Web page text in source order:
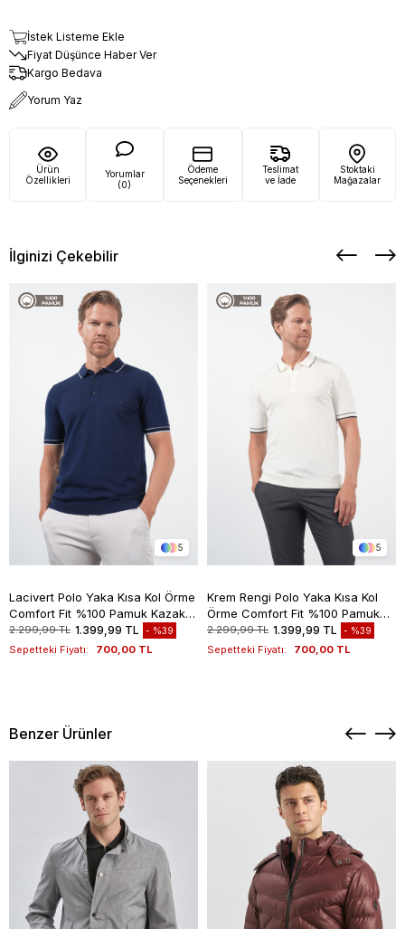
İstek Listeme Ekle
Fiyat Düşünce Haber Ver
Kargo Bedava
Yorum Yaz
Ürün
Özellikleri
Yorumlar
(0)
Ödeme
Seçenekleri
Teslimat
ve İade
Stoktaki
Mağazalar
İlginizi Çekebilir
5
Lacivert Polo Yaka Kısa Kol Örme
Comfort Fit %100 Pamuk Kazak
1012260151
2.299,99 TL 1.399,99 TL %39
Sepetteki Fiyatı: 700,00 TL
5
Krem Rengi Polo Yaka Kısa Kol
Örme Comfort Fit %100 Pamuk
Kazak 1012260151
2.299,99 TL 1.399,99 TL %39
Sepetteki Fiyatı: 700,00 TL
Benzer Ürünler